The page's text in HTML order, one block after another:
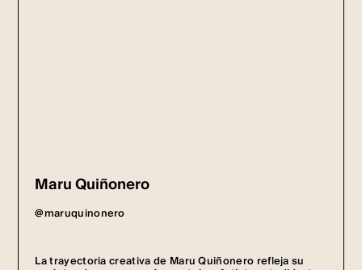
Maru Quiñonero
@maruquinonero
La trayectoria creativa de Maru Quiñonero refleja su